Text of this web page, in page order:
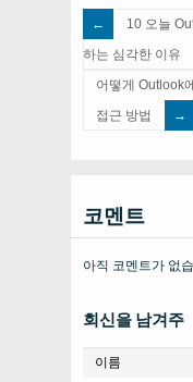
10 오늘
하는 심각한 이유
어떻게 Outlook
접근 방법
코멘트
아직 코멘트가 없
회신을 남겨주